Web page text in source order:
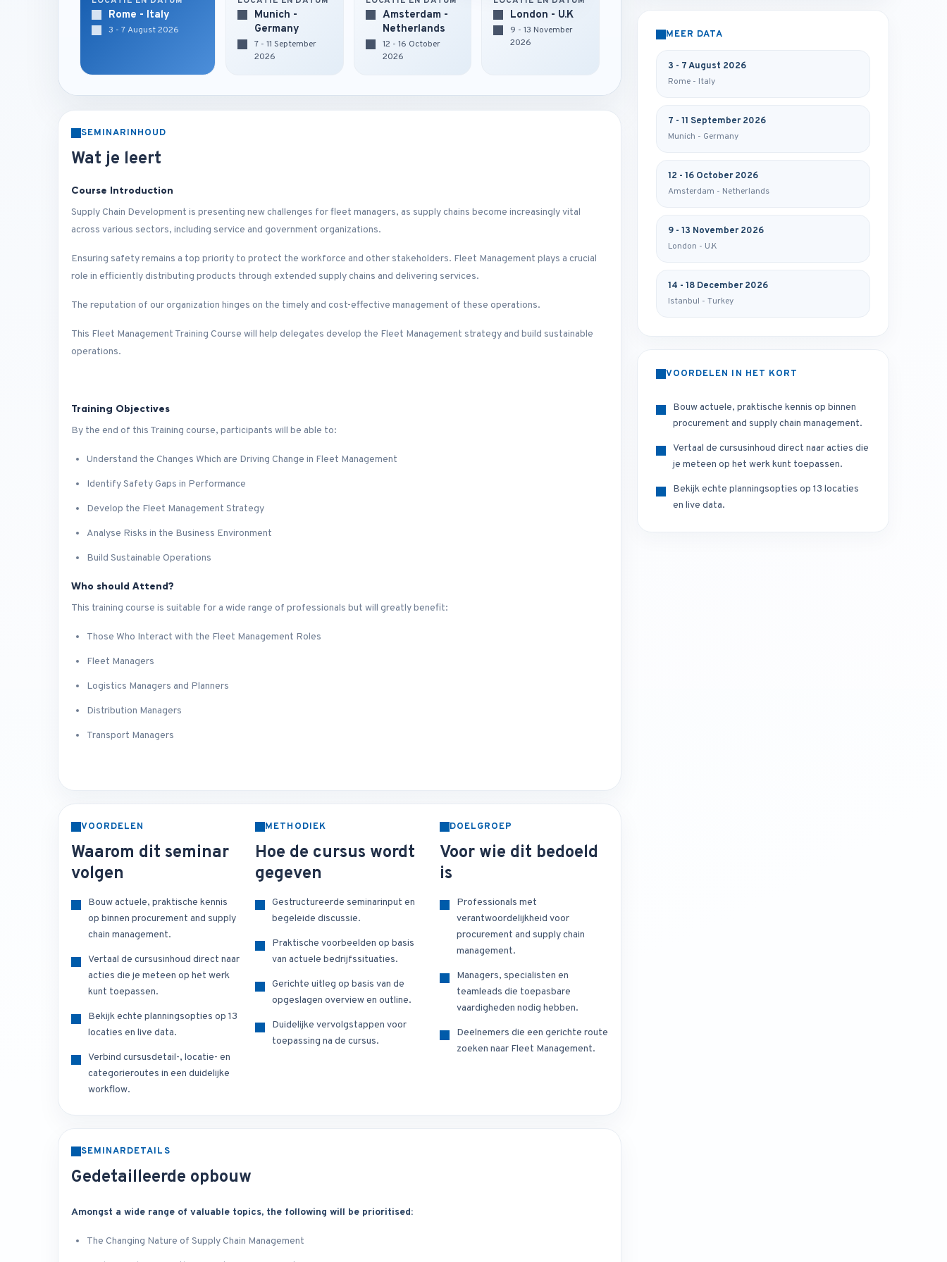
Rome - Italy
3 - 7 August 2026
Munich -
Germany
7 - 11 September
2026
Amsterdam -
Netherlands
12 - 16 October
2026
London - U.K
9 - 13 November
2026
SEMINARINHOUD
Wat je leert
Course Introduction
Supply Chain Development is presenting new challenges for fleet managers, as supply chains become increasingly vital
across various sectors, including service and government organizations.
Ensuring safety remains a top priority to protect the workforce and other stakeholders. Fleet Management plays a crucial
role in efficiently distributing products through extended supply chains and delivering services.
The reputation of our organization hinges on the timely and cost-effective management of these operations.
This Fleet Management Training Course will help delegates develop the Fleet Management strategy and build sustainable
operations.
Training Objectives
By the end of this Training course, participants will be able to:
Understand the Changes Which are Driving Change in Fleet Management
Identify Safety Gaps in Performance
Develop the Fleet Management Strategy
Analyse Risks in the Business Environment
Build Sustainable Operations
Who should Attend?
This training course is suitable for a wide range of professionals but will greatly benefit:
Those Who Interact with the Fleet Management Roles
Fleet Managers
Logistics Managers and Planners
Distribution Managers
Transport Managers
VOORDELEN
Waarom dit seminar
volgen
Bouw actuele, praktische kennis
op binnen procurement and supply
chain management.
Vertaal de cursusinhoud direct naar
acties die je meteen op het werk
kunt toepassen.
Bekijk echte planningsopties op 13
locaties en live data.
Verbind cursusdetail-, locatie- en
categorieroutes in een duidelijke
workflow.
METHODIEK
Hoe de cursus wordt
gegeven
Gestructureerde seminarinput en
begeleide discussie.
Praktische voorbeelden op basis
van actuele bedrijfssituaties.
Gerichte uitleg op basis van de
opgeslagen overview en outline.
Duidelijke vervolgstappen voor
toepassing na de cursus.
DOELGROEP
Voor wie dit bedoeld
is
Professionals met
verantwoordelijkheid voor
procurement and supply chain
management.
Managers, specialisten en
teamleads die toepasbare
vaardigheden nodig hebben.
Deelnemers die een gerichte route
zoeken naar Fleet Management.
SEMINARDETAILS
Gedetailleerde opbouw
Amongst a wide range of valuable topics, the following will be prioritised:
The Changing Nature of Supply Chain Management
MEER DATA
3 - 7 August 2026
Rome - Italy
7 - 11 September 2026
Munich - Germany
12 - 16 October 2026
Amsterdam - Netherlands
9 - 13 November 2026
London - U.K
14 - 18 December 2026
Istanbul - Turkey
VOORDELEN IN HET KORT
Bouw actuele, praktische kennis op binnen
procurement and supply chain management.
Vertaal de cursusinhoud direct naar acties die
je meteen op het werk kunt toepassen.
Bekijk echte planningsopties op 13 locaties
en live data.